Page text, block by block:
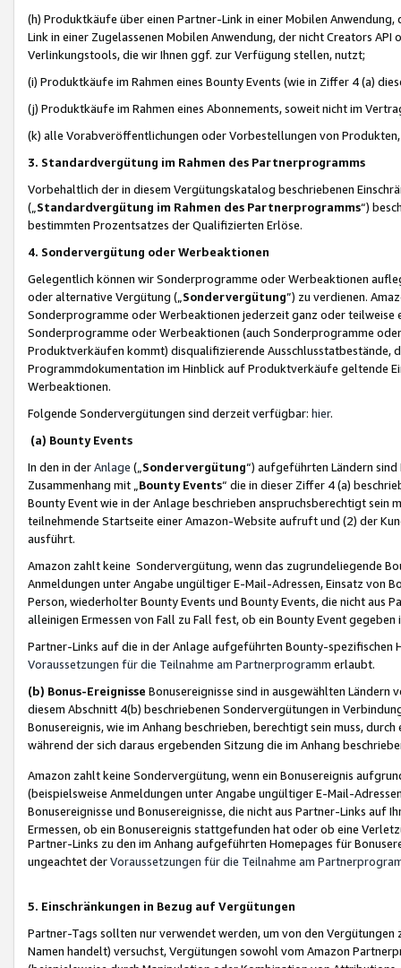
(h) Produktkäufe über einen Partner-Link in einer Mobilen
Link in einer Zugelassenen Mobilen Anwendung, der nicht Creators
Verlinkungstools, die wir Ihnen ggf. zur Verfügung stellen, nutzt;
(i) Produktkäufe im Rahmen eines Bounty Events (wie in Ziffer 4 (a)
(j) Produktkäufe im Rahmen eines Abonnements, soweit nicht im
(k) alle Vorabveröffentlichungen oder Vorbestellungen von
3. Standardvergütung im Rahmen des Partnerprogramms
Vorbehaltlich der in diesem Vergütungskatalog beschriebenen
(„ Standardvergütung im Rahmen des Partnerprogramms“)
bestimmten Prozentsatzes der Qualifizierten Erlöse.
4. Sondervergütung oder Werbeaktionen
Gelegentlich können wir Sonderprogramme oder Werbeaktionen
oder alternative Vergütung („ Sondervergütung”) zu verdienen.
Sonderprogramme oder Werbeaktionen jederzeit ganz oder
Sonderprogramme oder Werbeaktionen (auch Sonderprogramme
Produktverkäufen kommt) disqualifizierende Ausschlusstatbestände,
Programmdokumentation im Hinblick auf Produktverkäufe geltende
Werbeaktionen.
Folgende Sondervergütungen sind derzeit verfügbar: hier.
(a) Bounty Events
In den in derAnlage („ Sondervergütung“) aufgeführten Ländern
Zusammenhang mit „ Bounty Events“ die in dieser Ziffer 4 (a)
Bounty Event wie in der Anlage beschrieben anspruchsberechtigt sein
teilnehmende Startseite einer Amazon-Website aufruft und (2) der
ausführt.
Amazon zahlt keine Sondervergütung, wenn das zugrundeliegende
Anmeldungen unter Angabe ungültiger E-Mail-Adressen, Einsatz von
Person, wiederholter Bounty Events und Bounty Events, die nicht
alleinigen Ermessen von Fall zu Fall fest, ob ein Bounty Event
Partner-Links auf die in der Anlage aufgeführten Bounty-spezifischen
Voraussetzungen für die Teilnahme am Partnerprogramm erlaubt.
(b) Bonus-Ereignisse Bonusereignisse sind in ausgewählten Ländern
diesem Abschnitt 4(b) beschriebenen Sondervergütungen in
Bonusereignis, wie im Anhang beschrieben, berechtigt sein muss,
während der sich daraus ergebenden Sitzung die im Anhang
Amazon zahlt keine Sondervergütung, wenn ein Bonusereignis
(beispielsweise Anmeldungen unter Angabe ungültiger E-Mail-
Bonusereignisse und Bonusereignisse, die nicht aus Partner-Links auf
Ermessen, ob ein Bonusereignis stattgefunden hat oder ob eine
Partner-Links zu den im Anhang aufgeführten Homepages für
ungeachtet derVoraussetzungen für die Teilnahme am
5. Einschränkungen in Bezug auf Vergütungen
Partner-Tags sollten nur verwendet werden, um von den
Namen handelt) versuchst, Vergütungen sowohl vom Amazon